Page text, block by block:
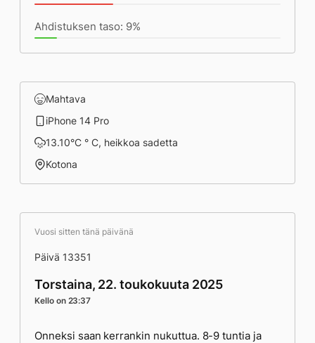
Ahdistuksen taso: 9%
Mahtava
iPhone 14 Pro
13.10°C ° C, heikkoa sadetta
Kotona
Vuosi sitten tänä päivänä
Päivä 13351
Torstaina, 22. toukokuuta 2025
Kello on 23:37
Onneksi saan kerrankin nukuttua. 8-9 tuntia ja